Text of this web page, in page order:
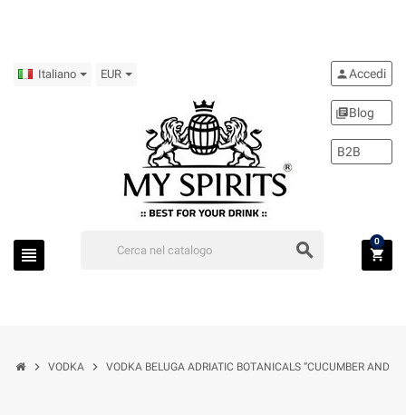
Italiano EUR
view_headline search
personAccedi
library_booksBlog
B2B
shopping_cart
0
chevron_right VODKA chevron_right VODKA BELUGA ADRIATIC BOTANICALS “CUCUMBER AND